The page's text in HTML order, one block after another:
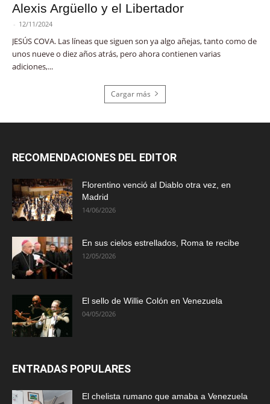
Alexis Argüello y el Libertador
- 12/11/2024
JESÚS COVA. Las líneas que siguen son ya algo añejas, tanto como de
unos nueve o diez años atrás, pero ahora contienen varias
adiciones,...
Cargar más
RECOMENDACIONES DEL EDITOR
Florentino venció al Diablo otra vez, en
Madrid
14/06/2026
En sus cielos estrellados, Roma te recibe
12/05/2026
El sello de Willie Colón en Venezuela
04/05/2026
ENTRADAS POPULARES
El chelista rumano que amaba a Venezuela